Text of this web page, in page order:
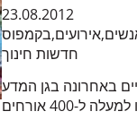
23.08.2012
,אירועים,בקמפוס
חדשות חינוך
באחרונה בגן המדע